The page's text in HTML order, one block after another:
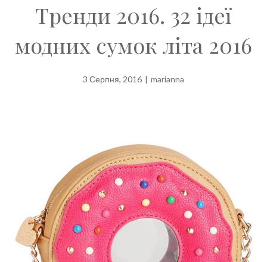
Тренди 2016. 32 ідеї
модних сумок літа 2016
3 Серпня, 2016 | marianna